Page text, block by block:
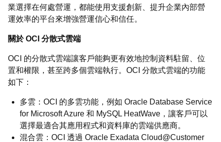
業選擇在何處營運，都能使用支援創新、提升企業內部營
運效率的平台來增強營運信心和信任。
關於 OCI 分散式雲端
OCI 的分散式雲端讓客戶能夠更有效地控制資料駐留、位
置和權限，甚至跨多個雲端執行。OCI 分散式雲端的功能
如下：
多雲：OCI 的多雲功能，例如 Oracle Database Service
for Microsoft Azure 和 MySQL HeatWave，讓客戶可以
選擇最適合其應用程式和資料庫的雲端供應商。
混合雲：OCI 透過 Oracle Exadata Cloud@Customer